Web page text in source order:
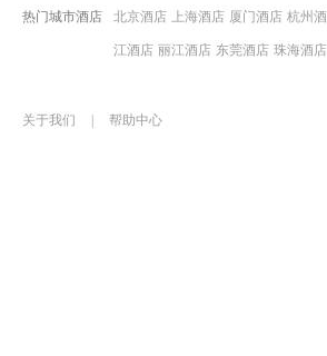
热门城市酒店 北京酒店 上海酒店 厦门酒店 杭州
江酒店 丽江酒店 东莞酒店 珠海酒店
关于我们
帮助中心